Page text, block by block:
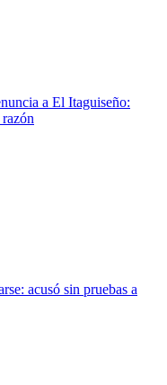
a El Itaguiseño:
acusó sin pruebas a